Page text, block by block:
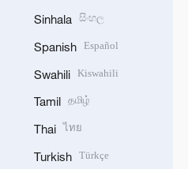
Sinhala සිංහල
Spanish Español
Swahili Kiswahili
Tamil தமிழ்
Thai ไทย
Turkish Türkçe